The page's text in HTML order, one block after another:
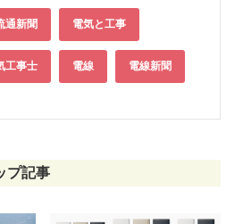
通新聞 電気と工事
工事士 電線 電線新聞
プ記事